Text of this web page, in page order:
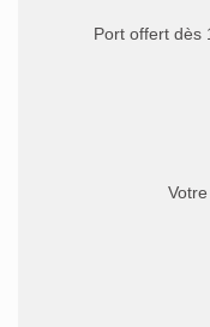
Port offert dès